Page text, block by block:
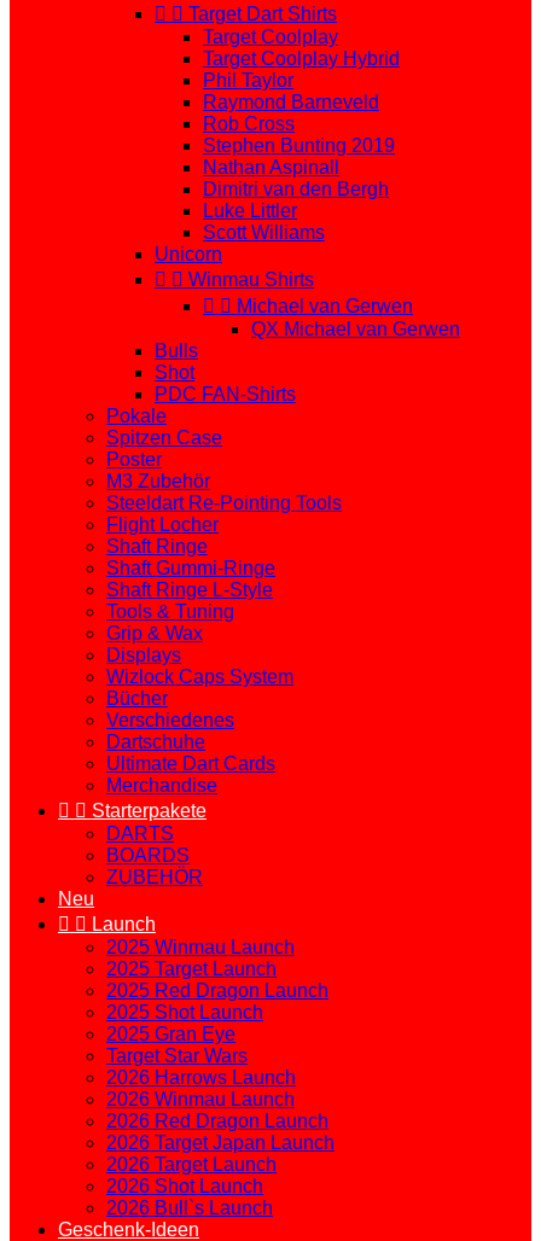
  Target Dart Shirts
Target Coolplay
Target Coolplay Hybrid
Phil Taylor
Raymond Barneveld
Rob Cross
Stephen Bunting 2019
Nathan Aspinall
Dimitri van den Bergh
Luke Littler
Scott Williams
Unicorn
  Winmau Shirts
  Michael van Gerwen
QX Michael van Gerwen
Bulls
Shot
PDC FAN-Shirts
Pokale
Spitzen Case
Poster
M3 Zubehör
Steeldart Re-Pointing Tools
Flight Locher
Shaft Ringe
Shaft Gummi-Ringe
Shaft Ringe L-Style
Tools & Tuning
Grip & Wax
Displays
Wizlock Caps System
Bücher
Verschiedenes
Dartschuhe
Ultimate Dart Cards
Merchandise
  Starterpakete
DARTS
BOARDS
ZUBEHÖR
Neu
  Launch
2025 Winmau Launch
2025 Target Launch
2025 Red Dragon Launch
2025 Shot Launch
2025 Gran Eye
Target Star Wars
2026 Harrows Launch
2026 Winmau Launch
2026 Red Dragon Launch
2026 Target Japan Launch
2026 Target Launch
2026 Shot Launch
2026 Bull`s Launch
Geschenk-Ideen